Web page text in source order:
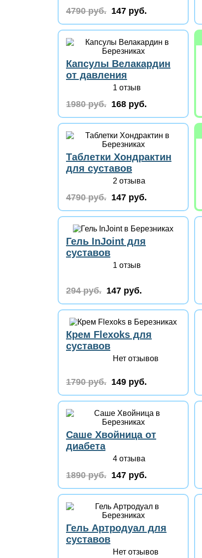
4790 руб. 147 руб.
Капсулы Велакардин
от давления
1 отзыв
1980 руб. 168 руб.
Таблетки Хондрактин
для суставов
2 отзыва
4790 руб. 147 руб.
Гель InJoint для
суставов
1 отзыв
294 руб. 147 руб.
Крем Flexoks для
суставов
Нет отзывов
1790 руб. 149 руб.
Саше Хвойница от
диабета
4 отзыва
1890 руб. 147 руб.
Гель Артродуал для
суставов
Нет отзывов